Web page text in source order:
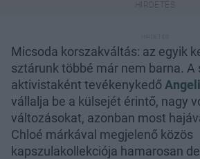
Micsoda korszakváltás: az egyik
sztárunk többé már nem barna. A
aktivistaként tevékenykedő
vállalja be a külsejét érintő, nagy
változásokat, azonban most
Chloé márkával megjelenő közös
kapszulakollekciója hamarosan